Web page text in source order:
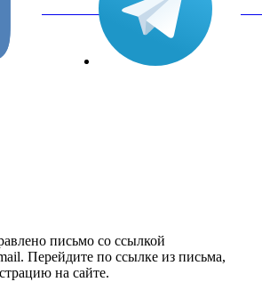
вКонтакте
письмо со ссылкой
Перейдите по ссылке из письма,
на сайте.